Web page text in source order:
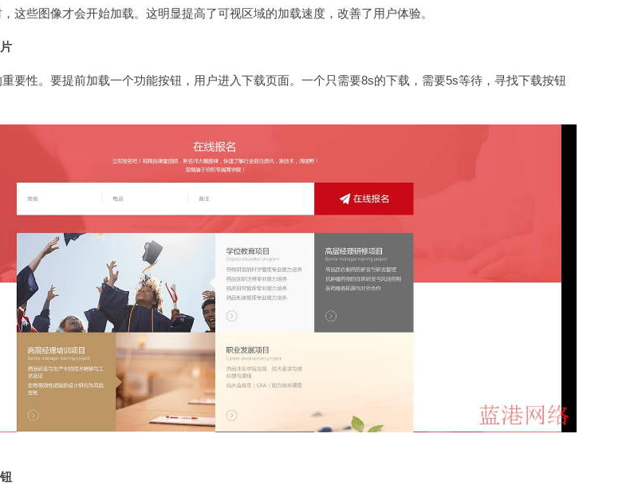
，这些图像才会开始加载。这明显提高了可视区域的加载速度，改善了用户体验。
性。要提前加载一个功能按钮，用户进入下载页面。一个只需要8s的下载，需要5s等待，寻找下载按钮